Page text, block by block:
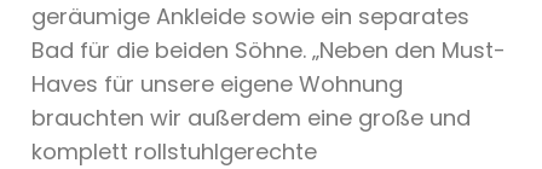
geräumige Ankleide sowie ein separates
Bad für die beiden Söhne. „Neben den Must-
Haves für unsere eigene Wohnung
brauchten wir außerdem eine große und
komplett rollstuhlgerechte